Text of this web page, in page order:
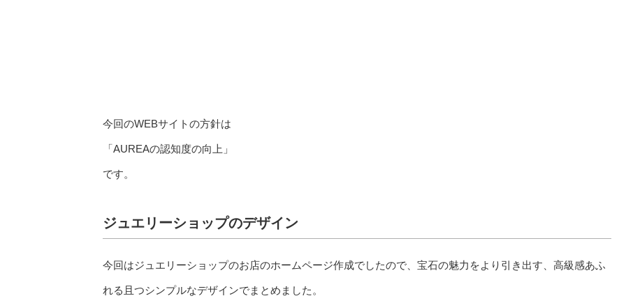
今回のWEBサイトの方針は
「AUREAの認知度の向上」
です。
ジュエリーショップのデザイン
今回はジュエリーショップのお店のホームページ作成でしたので、宝石の魅力をより引き出す、高級感あふ
れる且つシンプルなデザインでまとめました。